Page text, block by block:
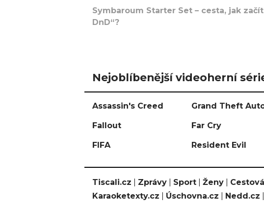
Symbaroum Starter Set – cesta, jak
DnD“?
Nejoblíbenější videoherní
Assassin's Creed Grand Theft
Fallout Far Cry
FIFA Resident Evil
Tiscali.cz Zprávy Sport Ženy
Karaoketexty.cz
Úschovna.cz Nedd.cz